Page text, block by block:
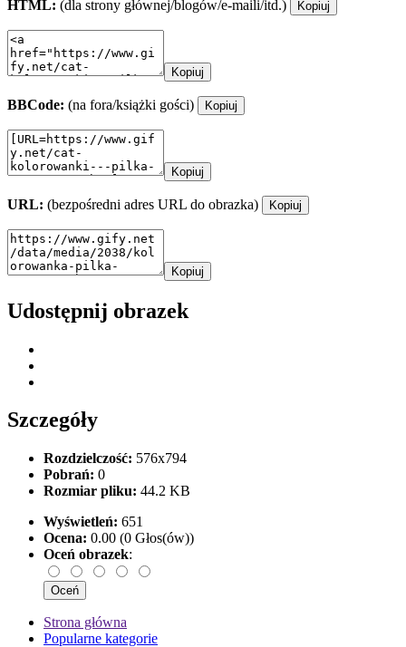
HTML: (dla strony głównej/blogów/e-maili/itd.) Kopiuj
Kopiuj
BBCode: (na fora/książki gości) Kopiuj
Kopiuj
URL: (bezpośredni adres URL do obrazka) Kopiuj
Kopiuj
Udostępnij obrazek
Szczegóły
Rozdzielczość: 576x794
Pobrań: 0
Rozmiar pliku: 44.2 KB
Wyświetleń: 651
Ocena: 0.00 (0 Głos(ów))
Oceń obrazek:
Strona główna
Popularne kategorie